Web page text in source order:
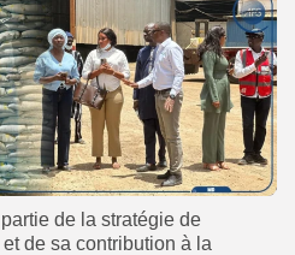
de la stratégie de
de sa contribution à la